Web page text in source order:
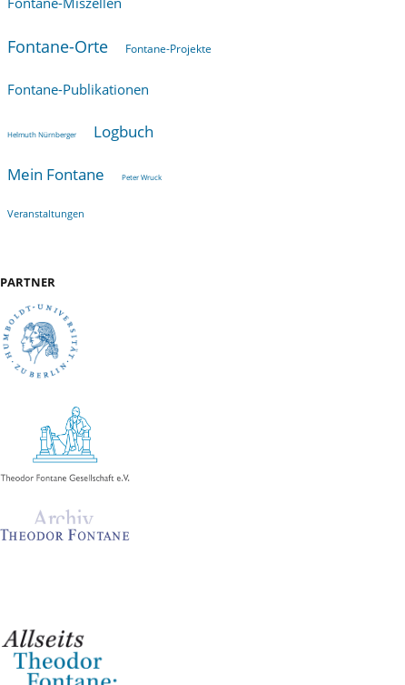
Fontane-Orte Fontane-Projekte
Fontane-Publikationen
Helmuth Nürnberger Logbuch
Mein Fontane Peter Wruck
Veranstaltungen
PARTNER